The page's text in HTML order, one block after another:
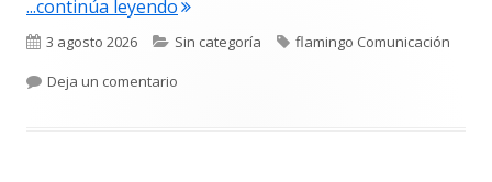
...continúa leyendo"Nace THE LOCATIONS ACADEMY,
Publicado
el
3 agosto 2026 Categorías
Sin categoría Etiquetas
flamingo Comunicación
Deja un comentario